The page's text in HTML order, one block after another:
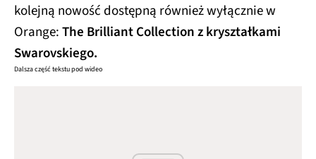
kolejną nowość dostępną również wyłącznie w
Orange:The Brilliant Collection z kryształkami
Swarovskiego.
Dalsza część tekstu pod wideo